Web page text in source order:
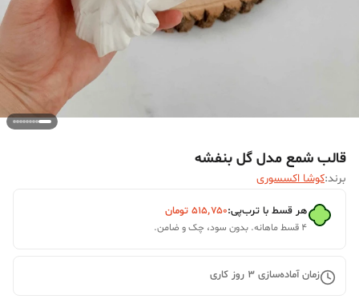
قالب شمع مدل گل بنفشه
برند:کوشا اکسسوری
هر قسط با ترب‌پی:۵۱۵٬۷۵۰ تومان
۴ قسط ماهانه. بدون سود، چک و ضامن.
زمان آماده‌سازی 3 روز کاری